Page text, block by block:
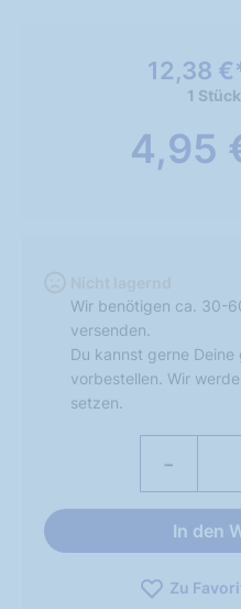
12,38
1 Stück
4,95
Wir benötigen ca. 30-
versenden.
Du kannst gerne Deine
vorbestellen. Wir
setzen.
−
In den
Zu